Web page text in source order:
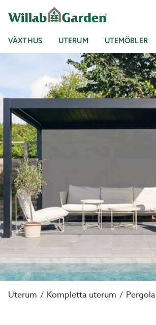
VÄXTHUS UTERUM UTEMÖBLER
Uterum Kompletta uterum Pergola